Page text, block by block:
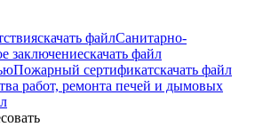
скачать файлСанитарно-
заключениескачать файл
Пожарный сертификатскачать файл
работ, ремонта печей и дымовых